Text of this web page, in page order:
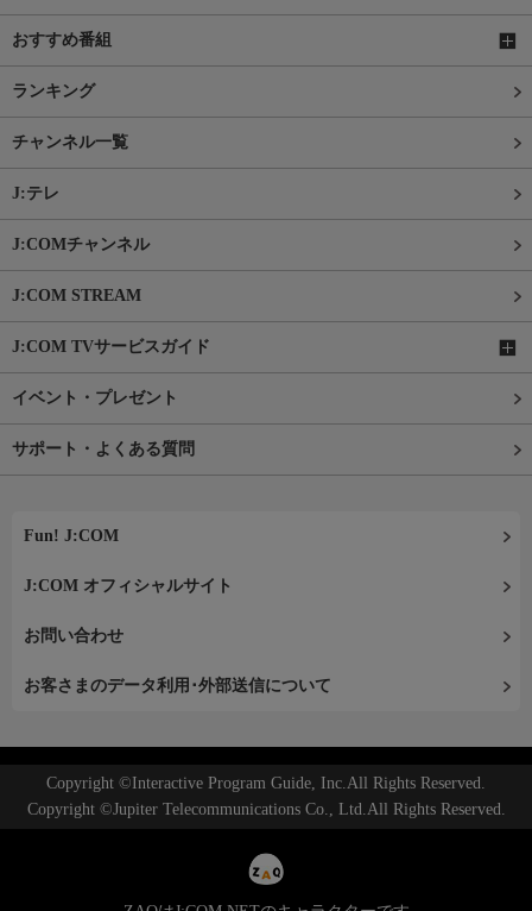
おすすめ番組
ランキング
チャンネル一覧
J:テレ
J:COMチャンネル
J:COM STREAM
J:COM TVサービスガイド
イベント・プレゼント
サポート・よくある質問
Fun! J:COM
J:COM オフィシャルサイト
お問い合わせ
お客さまのデータ利用･外部送信について
Copyright ©Interactive Program Guide, Inc.All Rights Reserved.
Copyright ©Jupiter Telecommunications Co., Ltd.All Rights Reserved.